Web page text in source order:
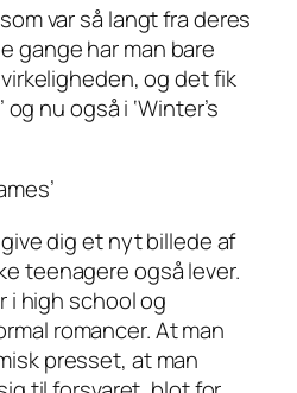
var så langt fra deres
gange har man bare
og det fik
og nu også i ‘Winter’s
give dig et nyt billede af
teenagere også lever.
i high school og
romancer. At man
presset, at man